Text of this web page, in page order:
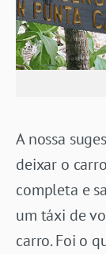
A nossa
deixar o
completa e
um táxi de
carro. Foi o